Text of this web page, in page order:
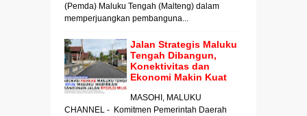
(Pemda) Maluku Tengah (Malteng) dalam
memperjuangkan pembanguna...
Jalan Strategis Maluku
Tengah Dibangun,
Konektivitas dan
Ekonomi Makin Kuat
MASOHI, MALUKU
CHANNEL - Komitmen Pemerintah Daerah